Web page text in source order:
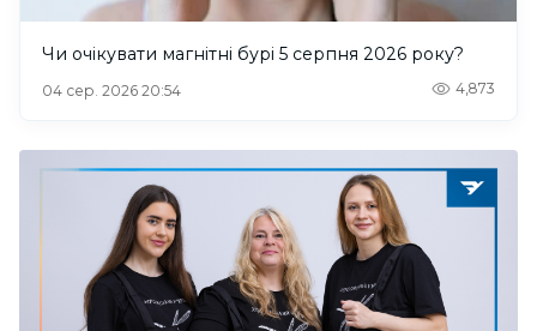
Чи очікувати магнітні бурі 5 серпня 2026 року?
04 сер. 2026 20:54 4,873